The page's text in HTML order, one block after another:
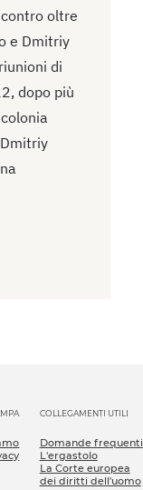
contro oltre
e Dmitriy
di
dopo più
COLLEGAMENTI UTILI
Domande frequenti
L'ergastolo
La Corte europea
dei diritti dell'uomo